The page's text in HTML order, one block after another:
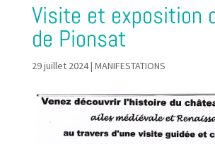
Visite et exposition
de Pionsat
29 juillet 2024| MANIFESTATIONS